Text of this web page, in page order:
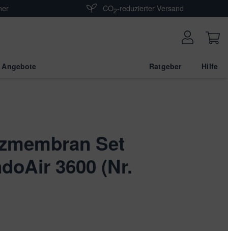
CO2-reduzierter Versand
Angebote Ratgeber Hilfe
Set
3600 (Nr.